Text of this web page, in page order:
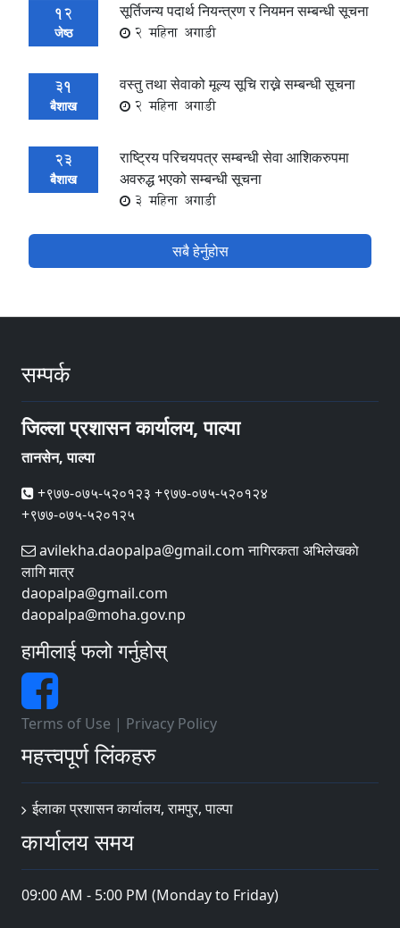
12
जेष्ठ
सूर्तिजन्य पदार्थ नियन्त्रण र नियमन सम्बन्धी सूचना
2 महिना अगाडी
31
बैशाख
वस्तु तथा सेवाको मूल्य सूचि राख्ने सम्बन्धी सूचना
2 महिना अगाडी
23
बैशाख
राष्ट्रिय परिचयपत्र सम्बन्धी सेवा आ‌‌शिकरुपमा
अवरुद्ध भएको सम्बन्धी सूचना
3 महिना अगाडी
सबै हेर्नुहोस
सम्पर्क
जिल्ला प्रशासन कार्यालय, पाल्पा
तानसेन, पाल्पा
+९७७-०७५-५२०१२३ +९७७-०७५-५२०१२४
+९७७-०७५-५२०१२५
avilekha.daopalpa@gmail.com नागिरकता अभिलेखकाे
लागि मात्र
daopalpa@gmail.com
daopalpa@moha.gov.np
हामीलाई फलो गर्नुहोस्
Terms of Use | Privacy Policy
महत्त्वपूर्ण लिंकहरु
ईलाका प्रशासन कार्यालय, रामपुर, पाल्पा
कार्यालय समय
09:00 AM - 5:00 PM (Monday to Friday)